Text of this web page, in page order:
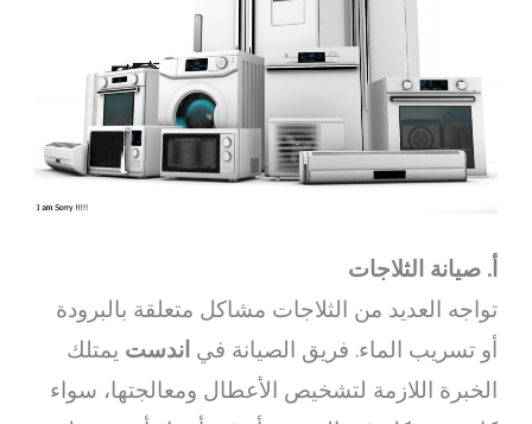
أ. صيانة الثلاجات
تواجه العديد من الثلاجات مشاكل متعلقة بالبرودة
أو تسريب الماء. فريق الصيانة فياندست يمتلك
الخبرة اللازمة لتشخيص الأعطال ومعالجتها، سواء